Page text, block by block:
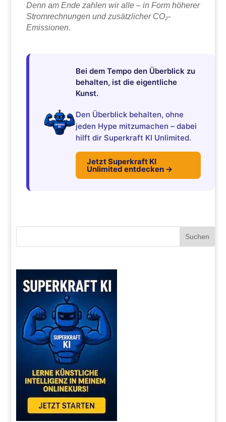
Denn am Ende zahlen wir alle – in Form höherer
Stromrechnungen und zusätzlicher CO₂-
Emissionen.
Bei dem Tempo den Überblick zu
behalten, ist die eigentliche
Kunst.
Den Überblick behalten, ohne
jeden Hype mitzumachen – dabei
hilft dir Superkraft KI Unlimited.
Jetzt Superkraft KI
Unlimited entdecken →